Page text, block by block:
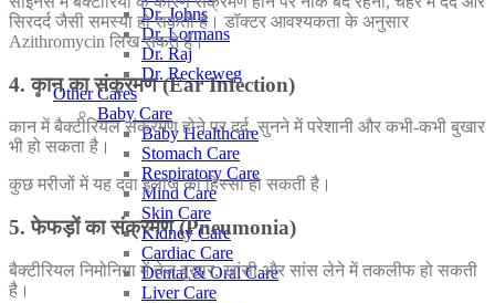
Dr. Johns
Dr. Lormans
Dr. Raj
Dr. Reckeweg
Other Cares
Baby Care
Baby Healthcare
Stomach Care
Respiratory Care
Mind Care
Skin Care
Kidney Care
Cardiac Care
Dental & Oral Care
Liver Care
सिरदर्द जैसी समस्या हो सकती है। डॉक्टर आवश्यकता के अनुसार
Azithromycin लिख सकते हैं।
4. कान का संक्रमण (Ear Infection)
कान में बैक्टीरियल संक्रमण होने पर दर्द, सुनने में परेशानी और कभी-कभी बुखार
भी हो सकता है।
कुछ मरीजों में यह दवा इलाज का हिस्सा हो सकती है।
5. फेफड़ों का संक्रमण (Pneumonia)
बैक्टीरियल निमोनिया में तेज बुखार, खांसी और सांस लेने में तकलीफ हो सकती
है।